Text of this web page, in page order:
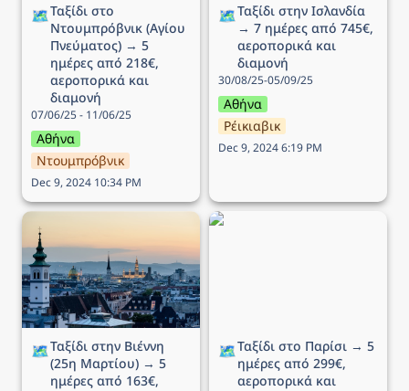
🗺️Ταξίδι στο
Ντουμπρόβνικ (Αγίου
Πνεύματος) → 5
ημέρες από 218€,
αεροπορικά και
διαμονή
07/06/25 - 11/06/25
Αθήνα
Ντουμπρόβνικ
Dec 9, 2024 10:34 PM
🗺️Ταξίδι στην Ισλανδία
→ 7 ημέρες από 745€,
αεροπορικά και
διαμονή
30/08/25-05/09/25
Αθήνα
Ρέικιαβικ
Dec 9, 2024 6:19 PM
Ταξίδι στην Βιέννη (25η
Μαρτίου) → 5 ημέρες
από 163€, αεροπορικά
και διαμονή
🗺️Ταξίδι στην Βιέννη
(25η Μαρτίου) → 5
ημέρες από 163€,
Ταξίδι στο Παρίσι → 5
🗺️Ταξίδι στο Παρίσι → 5
ημέρες από 299€,
αεροπορικά και